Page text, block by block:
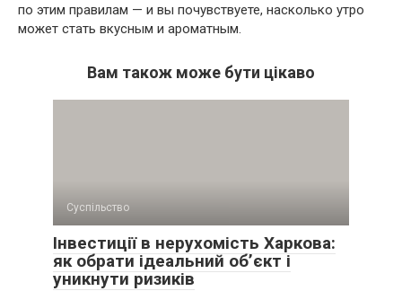
по этим правилам — и вы почувствуете, насколько утро
может стать вкусным и ароматным.
Вам також може бути цікаво
Суспільство
Інвестиції в нерухомість Харкова:
як обрати ідеальний об’єкт і
уникнути ризиків